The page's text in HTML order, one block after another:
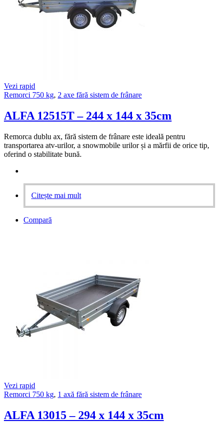
Vezi rapid
Remorci 750 kg, 2 axe fără sistem de frânare
ALFA 12515T – 244 x 144 x 35cm
Remorca dublu ax, fără sistem de frânare este ideală pentru
transportarea atv-urilor, a snowmobile urilor și a mărfii de orice tip,
oferind o stabilitate bună.
Citește mai mult
Compară
Vezi rapid
Remorci 750 kg, 1 axă fără sistem de frânare
ALFA 13015 – 294 x 144 x 35cm